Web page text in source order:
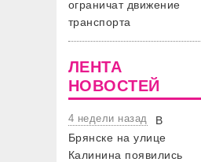
ограничат движение
транспорта
ЛЕНТА
НОВОСТЕЙ
4 недели назад
В
Брянске на улице
Калинина появились